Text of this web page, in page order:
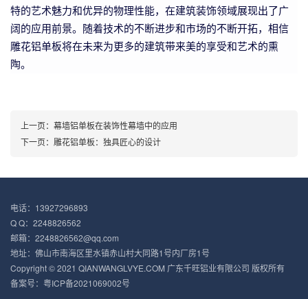
特的艺术魅力和优异的物理性能，在建筑装饰领域展现出了广
阔的应用前景。随着技术的不断进步和市场的不断开拓，相信
雕花铝单板将在未来为更多的建筑带来美的享受和艺术的熏
陶。
上一页： 幕墙铝单板在装饰性幕墙中的应用
下一页： 雕花铝单板：独具匠心的设计
电话：13927296893
Q Q：2248826562
邮箱：2248826562@qq.com
地址：佛山市南海区里水镇赤山村大同路1号内厂房1号
Copyright © 2021 QIANWANGLVYE.COM 广东千旺铝业有限公司 版权所有
备案号： 粤ICP备2021069002号